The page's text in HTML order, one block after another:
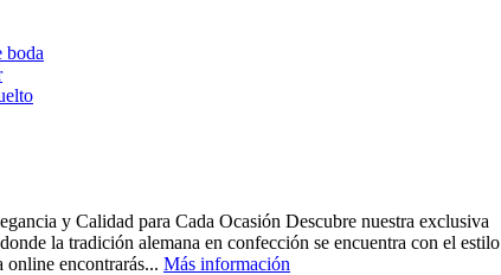
boda
y Calidad para Cada Ocasión Descubre nuestra exclusiva
la tradición alemana en confección se encuentra con el estilo
online encontrarás... Más información